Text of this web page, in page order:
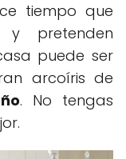
tiempo que
pretenden
puede ser
arcoíris de
. No tengas